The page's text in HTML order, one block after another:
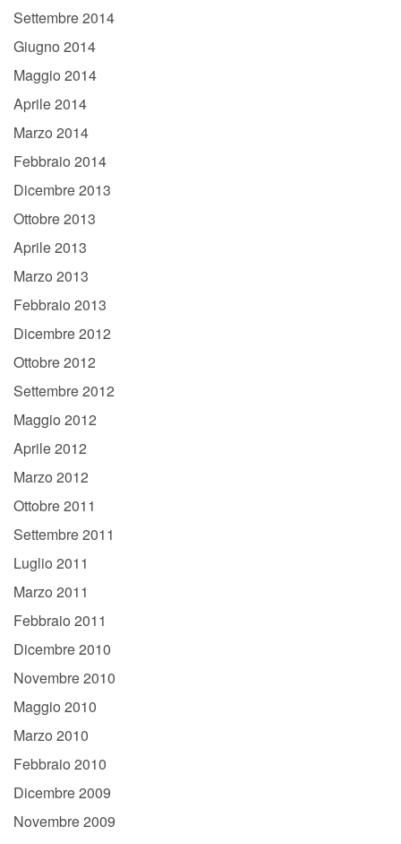
Settembre 2014
Giugno 2014
Maggio 2014
Aprile 2014
Marzo 2014
Febbraio 2014
Dicembre 2013
Ottobre 2013
Aprile 2013
Marzo 2013
Febbraio 2013
Dicembre 2012
Ottobre 2012
Settembre 2012
Maggio 2012
Aprile 2012
Marzo 2012
Ottobre 2011
Settembre 2011
Luglio 2011
Marzo 2011
Febbraio 2011
Dicembre 2010
Novembre 2010
Maggio 2010
Marzo 2010
Febbraio 2010
Dicembre 2009
Novembre 2009